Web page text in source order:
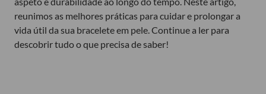
reunimos as melhores práticas para cuidar e prolongar a
vida útil da sua bracelete em pele. Continue a ler para
descobrir tudo o que precisa de saber!